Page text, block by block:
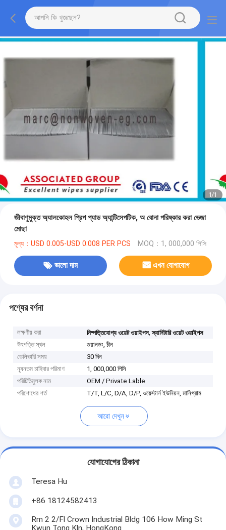
1/1
জীবাণুমুক্ত অ্যালকোহল প্রিপ প্যাড অ্যান্টিসেপটিক, অ বোনা পরিষ্কার করা ভেজা
মোছা
মূল্য：USD 0.005-USD 0.008 PER PCS MOQ：1, 000,000 পিসি
ভালো দাম এখন যোগাযোগ
পণ্যের বর্ণনা
লক্ষণীয় করা নিষ্পত্তিযোগ্য ওয়েট ওয়াইপস,স্যানিটারি ওয়েট ওয়াইপস
উৎপত্তি স্থল
গুয়ানডং, চীন
ডেলিভারি সময়
30 দিন
ন্যূনতম চাহিদার পরিমাণ
1, 000,000 পিসি
পরিচিতিমুলক নাম
OEM / Private Lable
পরিশোধের শর্ত
T/T, L/C, D/A, D/P, ওয়েস্টার্ন ইউনিয়ন, মানিগ্রাম
আরো দেখুন
যোগাযোগের ঠিকানা
Teresa Hu
+86 18124582413
Rm 2 2/Fl Crown Industrial Bldg 106 How Ming St
Kwun Tong Kln, HongKong